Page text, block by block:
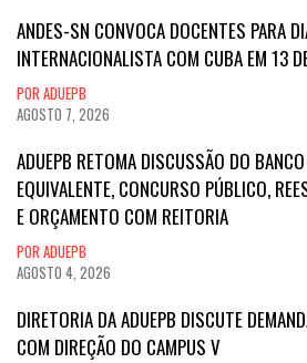
ANDES-SN CONVOCA DOCENTES PARA
INTERNACIONALISTA COM CUBA EM 13
POR ADUEPB
AGOSTO 7, 2026
ADUEPB RETOMA DISCUSSÃO DO
EQUIVALENTE, CONCURSO PÚBLICO,
E ORÇAMENTO COM REITORIA
POR ADUEPB
AGOSTO 4, 2026
DIRETORIA DA ADUEPB DISCUTE
COM DIREÇÃO DO CAMPUS V